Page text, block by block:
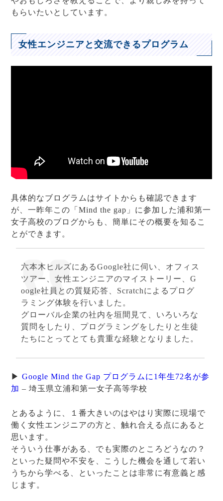
もらいたいとしています。
女性エンジニアと交流できるプログラム
具体的なブログラムはサイトからも確認できます
が、一昨年この「Mind the gap」に参加した浦和第一
女子高校のブログからも、簡単にその概要を知るこ
とができます。
六本木ヒルズにあるGoogle社に伺い、オフィス
ツアー、女性エンジニアのマイストーリー、G
oogle社員との質疑応答、Scratchによるプログ
ラミング体験を行いました。
グローバル企業の社内を垣間見て、いろいろな
質問をしたり、プログラミングをしたりと生徒
たちにとってとても貴重な経験となりました。
▶ Google Mind the Gap プログラムに1年生72名が参
加 – 埼玉県立浦和第一女子高等学校
とあるように、１番大きいのはやはり実際に現場で
働く女性エンジニアの方と、触れ合える点にあると
思います。
そういう仕事がある、でも実際のところどうなの？
といった疑問や不安を、こうした機会を通して若い
うちから学べる、といったことは非常に有意義と感
じます。